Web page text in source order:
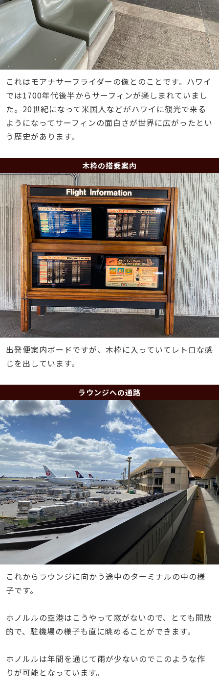
これはモアナサーフライダーの像とのことです。ハワイ
では1700年代後半からサーフィンが楽しまれていまし
た。20世紀になって米国人などがハワイに観光で来る
ようになってサーフィンの面白さが世界に広がったとい
う歴史があります。
木枠の搭乗案内
出発便案内ボードですが、木枠に入っていてレトロな感
じを出しています。
ラウンジへの通路
これからラウンジに向かう途中のターミナルの中の様
子です。
ホノルルの空港はこうやって窓がないので、とても開放
的で、駐機場の様子も直に眺めることができます。
ホノルルは年間を通じて雨が少ないのでこのような作
りが可能となっています。